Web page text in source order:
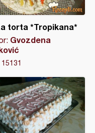
torta *Tropikana*
Gvozdena
15131